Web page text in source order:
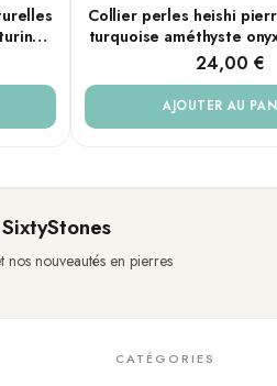
plus reconnaissables du monde
— celle qui aide à lâcher ce qui n'est
nuances de vert, rendant le
prolongé avec l'eau salée ou
Collier perles heishi
turquoise améthyste
24,00 €
AJOUTER AU
nouveautés en pierres
CATÉGORIES